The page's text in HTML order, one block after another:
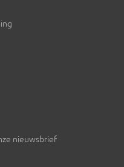
nieuwsbrief